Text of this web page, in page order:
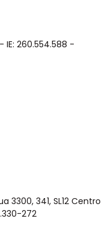
IE: 260.554.588 -
3300, 341, SL12 Centro
272